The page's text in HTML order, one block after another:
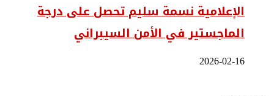
الإعلامية نسمة سليم تحصل على درجة
الماجستير في الأمن السيبراني
2026-02-16